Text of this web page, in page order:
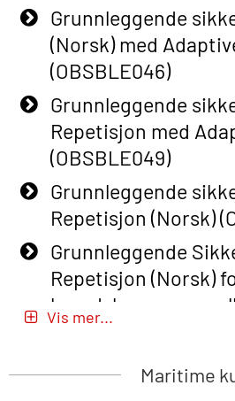
Grunnleggende
(Norsk) med
(OBSBLE046)
Grunnleggende
Repetisjon med
(OBSBLE049)
Grunnleggende
Repetisjon (Norsk)
Grunnleggende
Repetisjon (Norsk)
E-læring (OBSBLE051)
Basic Safety
Vis mer...
Maritime